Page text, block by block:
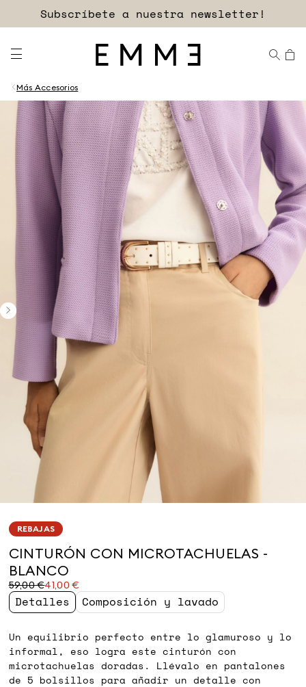
Subscríbete a nuestra newsletter!
Más Accesorios
REBAJAS
CINTURÓN CON MICROTACHUELAS -
BLANCO
59,00 €41,00 €
Precio
original
59,00
Precio
actual
41,00
Detalles Composición y lavado
Un equilibrio perfecto entre lo glamuroso y lo
informal, eso logra este cinturón con
microtachuelas doradas. Llévalo en pantalones
de 5 bolsillos para añadir un detalle con